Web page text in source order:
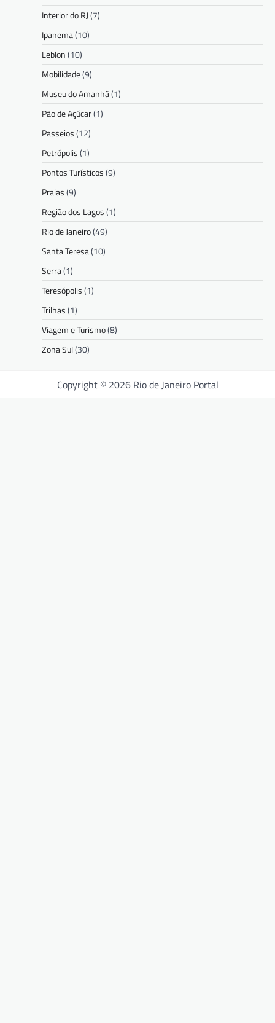
Interior do RJ(7)
Ipanema(10)
Leblon(10)
Mobilidade(9)
Museu do Amanhã(1)
Pão de Açúcar(1)
Passeios(12)
Petrópolis(1)
Pontos Turísticos(9)
Praias(9)
Região dos Lagos(1)
Rio de Janeiro(49)
Santa Teresa(10)
Serra(1)
Teresópolis(1)
Trilhas(1)
Viagem e Turismo(8)
Zona Sul(30)
Copyright © 2026 Rio de Janeiro Portal